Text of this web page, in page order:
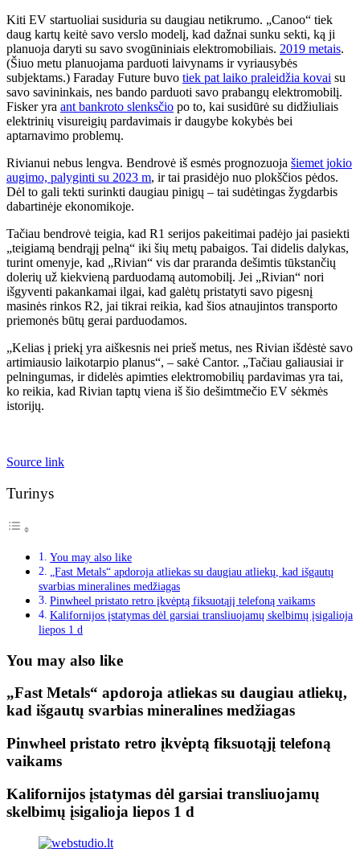
Kiti EV startuoliai susiduria su daugiau netikrumo. „Canoo“ tiek
daug kartų keitė savo verslo modelį, kad dažnai sunku sekti, ką ji
planuoja daryti su savo svogūniniais elektromobiliais. 2019 metais.
(Šiuo metu planuojama parduoti laivynams ir vyriausybės
subjektams.) Faraday Future buvo tiek pat laiko praleidžia kovai su
savo savininkais, nes bando parduoti savo prabangų elektromobilį.
Fisker yra ant bankroto slenksčio po to, kai susidūrė su didžiuliais
elektrinių visureigių pardavimais ir daugybe kokybės bei
aptarnavimo problemų.
Rivianui nebus lengva. Bendrovė iš esmės prognozuoja šiemet jokio
augimo, palyginti su 2023 m, ir tai prasidėjo nuo plokščios pėdos.
Dėl to gali tekti surinkti daugiau pinigų – tai sudėtingas žygdarbis
dabartinėje ekonomikoje.
Tačiau bendrovė teigia, kad R1 serijos pakeitimai padėjo jai pasiekti
„teigiamą bendrąjį pelną“ iki šių metų pabaigos. Tai didelis dalykas,
turint omenyje, kad „Rivian“ vis dar praranda dešimtis tūkstančių
dolerių už kiekvieną parduodamą automobilį. Jei „Rivian“ nori
išgyventi pakankamai ilgai, kad galėtų pristatyti savo pigesnį
masinės rinkos R2, jai tikrai reikia, kad šios atnaujintos transporto
priemonės būtų gerai parduodamos.
„Kelias į priekį yra aiškesnis nei prieš metus, nes Rivian išdėstė savo
artimiausio laikotarpio planus“, – sakė Cantor. „Tačiau galiausiai ir
pelningumas, ir didelės apimties elektromobilių pardavimas yra tai,
ko reikia, kad Rivian taptų viena iš šio dešimtmečio EV sėkmės
istorijų.
Source link
Turinys
You may also like
„Fast Metals“ apdoroja atliekas su daugiau atliekų, kad išgautų
svarbias mineralines medžiagas
Pinwheel pristato retro įkvėptą fiksuotąjį telefoną vaikams
Kalifornijos įstatymas dėl garsiai transliuojamų skelbimų įsigalioja
liepos 1 d
You may also like
„Fast Metals“ apdoroja atliekas su daugiau atliekų,
kad išgautų svarbias mineralines medžiagas
Pinwheel pristato retro įkvėptą fiksuotąjį telefoną
vaikams
Kalifornijos įstatymas dėl garsiai transliuojamų
skelbimų įsigalioja liepos 1 d